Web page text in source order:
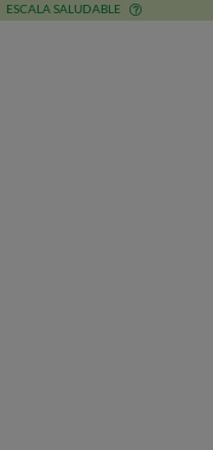
ESCALA SALUDABLE